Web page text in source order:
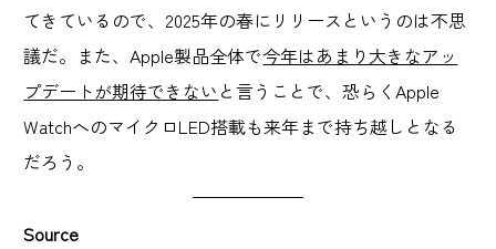
てきているので、2025年の春にリリースというのは不思
議だ。また、Apple製品全体で今年はあまり大きなアッ
プデートが期待できない と言うことで、恐らくApple
WatchへのマイクロLED搭載も来年まで持ち越しとなる
だろう。
Source